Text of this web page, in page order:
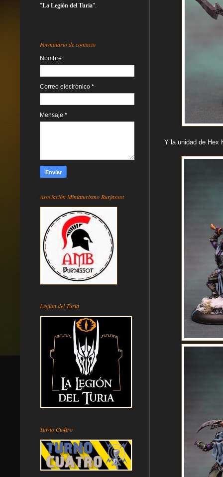
Y la unidad de Hex
"La Legión del Turia".
Formulario de contacto
Nombre
Correo electrónico *
Mensaje *
Asociación Miniaturismo Burjassot
Legion del Turia
Turno Cu4tro